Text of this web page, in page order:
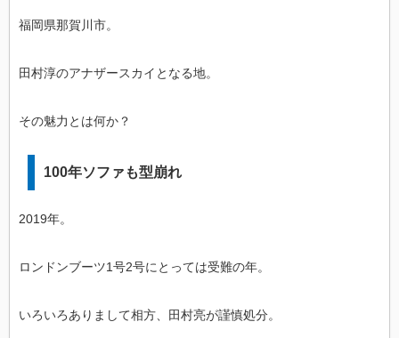
福岡県那賀川市。
田村淳のアナザースカイとなる地。
その魅力とは何か？
100年ソファも型崩れ
2019年。
ロンドンブーツ1号2号にとっては受難の年。
いろいろありまして相方、田村亮が謹慎処分。